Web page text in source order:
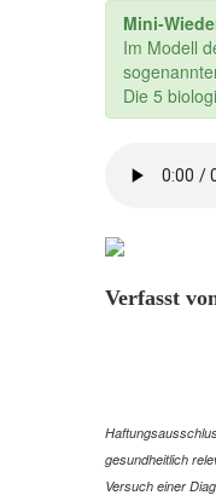
Mini-
Im Modell
Die 5
Verfasst
gesundheitlich
Versuch einer